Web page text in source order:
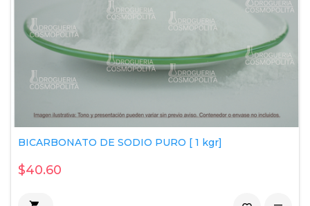
BICARBONATO DE SODIO PURO [ 1 kgr]
$40.60